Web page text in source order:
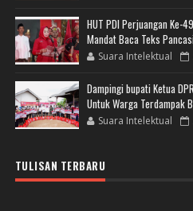
HUT PDI Perjuangan Ke-
Mandat Baca Teks
Suara Intelektual
Dampingi bupati Ketua
Untuk Warga Terdampak
Suara Intelektual
TULISAN TERBARU